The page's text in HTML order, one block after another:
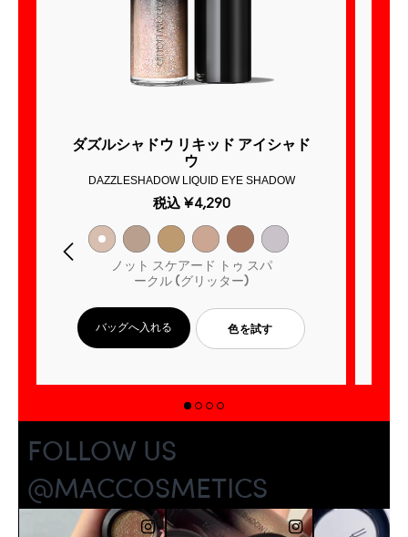
ダズルシャドウ リキッド アイシャド
ウ
DAZZLESHADOW LIQUID EYE SHADOW
税込 ¥4,290
ノット スケアード トゥ スパ
ークル (グリッター)
バッグへ入れる 色を試す